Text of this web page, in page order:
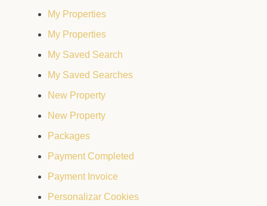
My Properties
My Properties
My Saved Search
My Saved Searches
New Property
New Property
Packages
Payment Completed
Payment Invoice
Personalizar Cookies